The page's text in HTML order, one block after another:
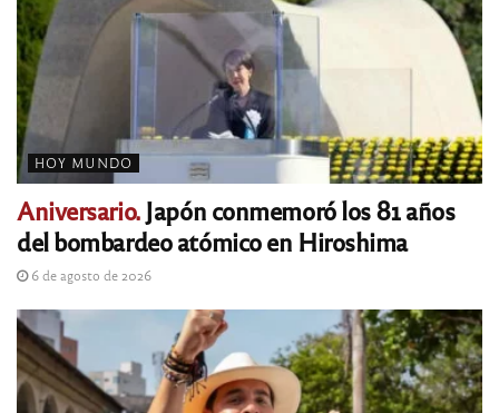
HOY MUNDO
Aniversario.Japón conmemoró los 81 años
del bombardeo atómico en Hiroshima
6 de agosto de 2026